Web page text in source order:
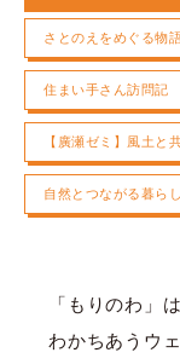
さとのえをめぐる物
住まい手さん訪問記
【廣瀬ゼミ】風土と
自然とつながる暮ら
「もりのわ」
わかちあうウ